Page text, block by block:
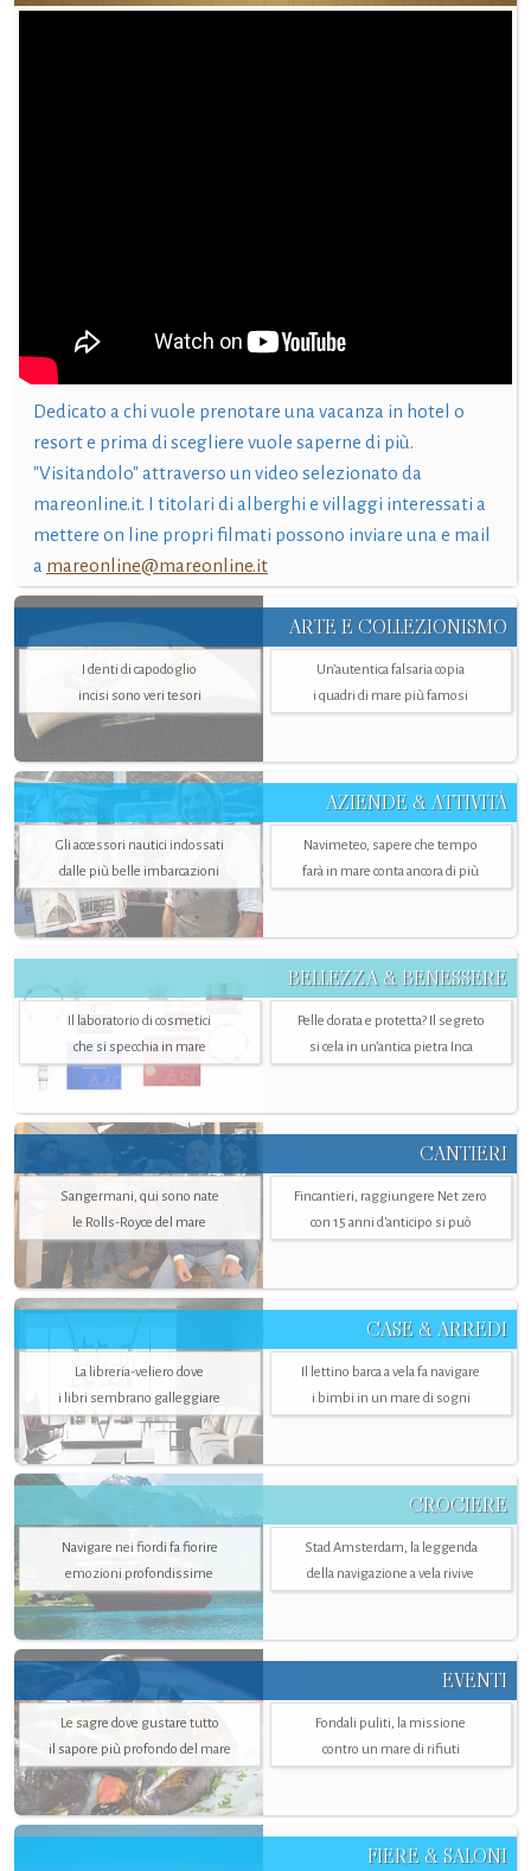
Dedicato a chi vuole prenotare una vacanza in hotel o
resort e prima di scegliere vuole saperne di più.
"Visitandolo" attraverso un video selezionato da
mareonline.it. I titolari di alberghi e villaggi interessati a
mettere on line propri filmati possono inviare una e mail
a mareonline@mareonline.it
ARTE E COLLEZIONISMO
I denti di capodoglio
incisi sono veri tesori
Un’autentica falsaria copia
i quadri di mare più famosi
AZIENDE & ATTIVITÀ
Gli accessori nautici indossati
dalle più belle imbarcazioni
Navimeteo, sapere che tempo
farà in mare conta ancora di più
BELLEZZA & BENESSERE
Il laboratorio di cosmetici
che si specchia in mare
Pelle dorata e protetta? Il segreto
si cela in un’antica pietra Inca
CANTIERI
Sangermani, qui sono nate
le Rolls-Royce del mare
Fincantieri, raggiungere Net zero
con 15 anni d'anticipo si può
CASE & ARREDI
La libreria-veliero dove
i libri sembrano galleggiare
Il lettino barca a vela fa navigare
i bimbi in un mare di sogni
CROCIERE
Navigare nei fiordi fa fiorire
emozioni profondissime
Stad Amsterdam, la leggenda
della navigazione a vela rivive
EVENTI
Le sagre dove gustare tutto
il sapore più profondo del mare
Fondali puliti, la missione
contro un mare di rifiuti
FIERE & SALONI